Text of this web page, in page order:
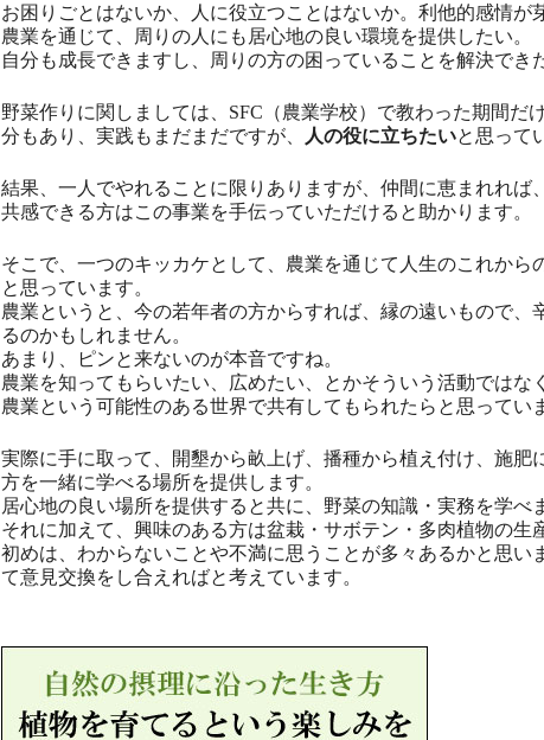
お困りごとはないか、人に役立つことはないか。利他的感情が
農業を通じて、周りの人にも居心地の良い環境を提供したい。
自分も成長できますし、周りの方の困っていることを解決でき
野菜作りに関しましては、SFC（農業学校）で教わった期間だ
分もあり、実践もまだまだですが、
人の役に立ちたいと思って
結果、一人でやれることに限りありますが、仲間に恵まれれば
共感できる方はこの事業を手伝っていただけると助かります。
そこで、一つのキッカケとして、農業を通じて人生のこれから
と思っています。
農業というと、今の若年者の方からすれば、縁の遠いもので、
るのかもしれません。
あまり、ピンと来ないのが本音ですね。
農業を知ってもらいたい、広めたい、とかそういう活動ではな
農業という可能性のある世界で共有してもられたらと思ってい
実際に手に取って、開墾から畝上げ、播種から植え付け、施肥
方を一緒に学べる場所を提供します。
居心地の良い場所を提供すると共に、野菜の知識・実務を学べ
それに加えて、興味のある方は盆栽・サボテン・多肉植物の生
初めは、わからないことや不満に思うことが多々あるかと思い
て意見交換をし合えればと考えています。